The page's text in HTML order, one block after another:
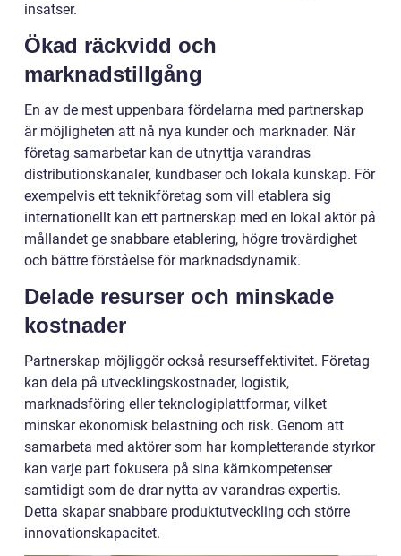
insatser.
Ökad räckvidd och
marknadstillgång
En av de mest uppenbara fördelarna med partnerskap
är möjligheten att nå nya kunder och marknader. När
företag samarbetar kan de utnyttja varandras
distributionskanaler, kundbaser och lokala kunskap. För
exempelvis ett teknikföretag som vill etablera sig
internationellt kan ett partnerskap med en lokal aktör på
mållandet ge snabbare etablering, högre trovärdighet
och bättre förståelse för marknadsdynamik.
Delade resurser och minskade
kostnader
Partnerskap möjliggör också resurseffektivitet. Företag
kan dela på utvecklingskostnader, logistik,
marknadsföring eller teknologiplattformar, vilket
minskar ekonomisk belastning och risk. Genom att
samarbeta med aktörer som har kompletterande styrkor
kan varje part fokusera på sina kärnkompetenser
samtidigt som de drar nytta av varandras expertis.
Detta skapar snabbare produktutveckling och större
innovationskapacitet.